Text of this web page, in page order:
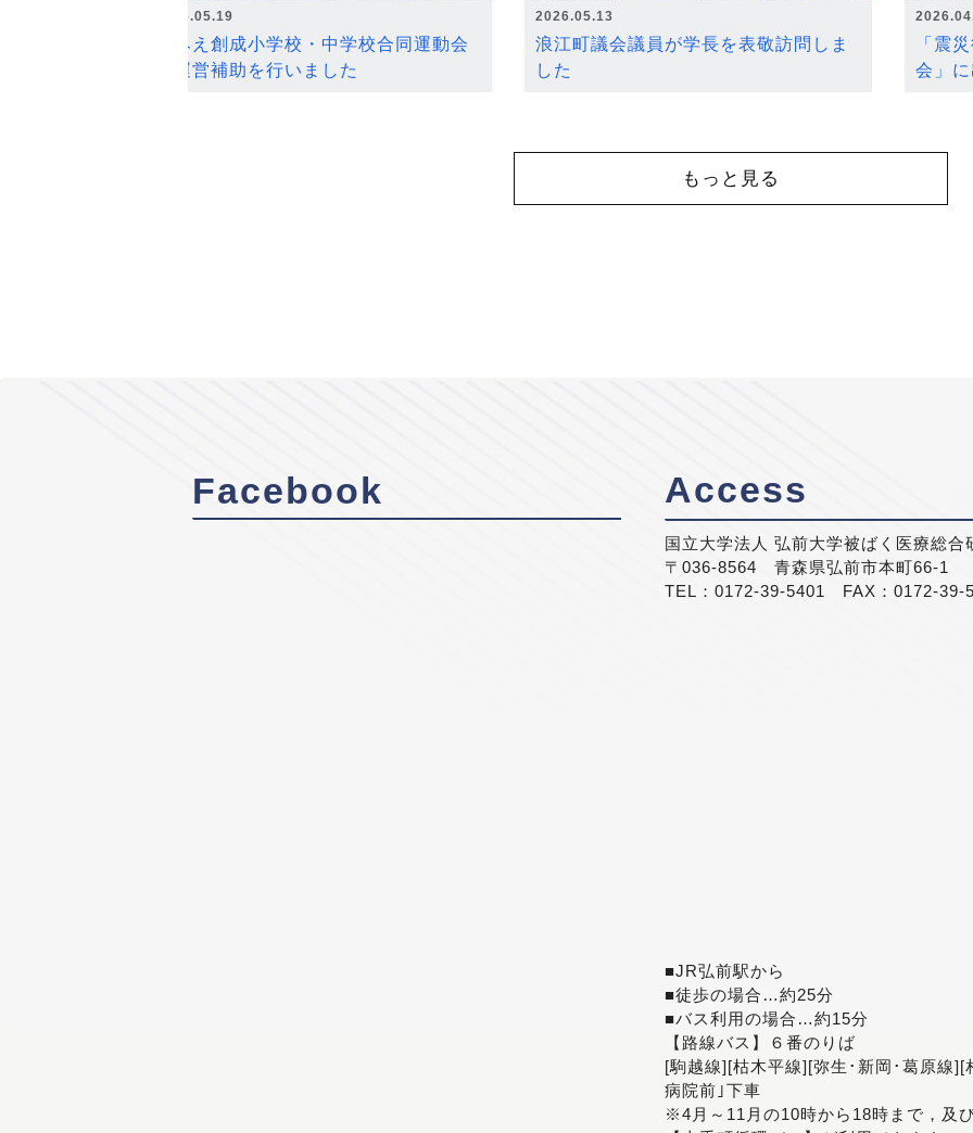
2026.05.19
なみえ創成小学校・中学校合同運動会
の運営補助を行いました
2026.05.13
浪江町議会議員が学長を表敬訪問しま
した
「震
会」
もっと見る
Facebook Access
国立大学法人 弘前大学被ばく医療総合
〒036-8564 青森県弘前市本町66-1
TEL：0172-39-5401 FAX：0172-39-
■JR弘前駅から
■徒歩の場合…約25分
■バス利用の場合…約15分
【路線バス】６番のりば
[駒越線][枯木平線][弥生･新岡･葛原線
病院前｣下車
※4月～11月の10時から18時まで，及